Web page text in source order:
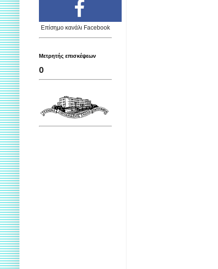
Επίσημο κανάλι Facebook
Μετρητής επισκέψεων
0